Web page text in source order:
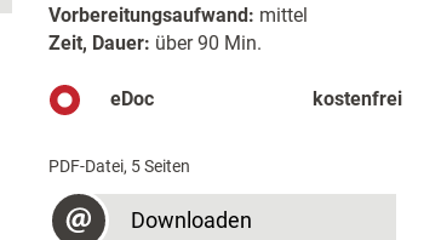
Vorbereitungsaufwand: mittel
Zeit, Dauer: über 90 Min.
eDoc kostenfrei
PDF-Datei, 5 Seiten
Downloaden